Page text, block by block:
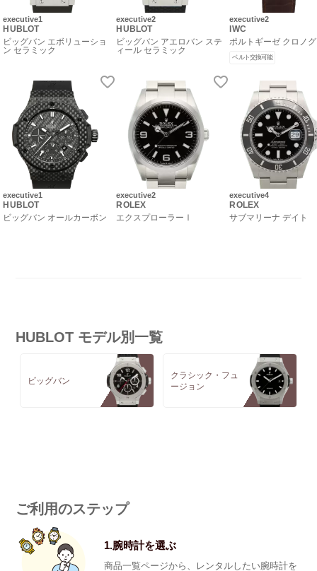
executive1
HUBLOT
ビッグバン エボリューショ
ン セラミック
executive1
HUBLOT
ビッグバン オールカーボン
executive2
HUBLOT
ビッグバン アエロバン ステ
ィール セラミック
executive2
ROLEX
エクスプローラーⅠ
executive2
IWC
ポルトギーゼ クロノ
ベルト交換可能
executive4
ROLEX
サブマリーナ デイト
HUBLOT モデル別一覧
ビッグバン
クラシック・フュ
ージョン
ご利用のステップ
1.腕時計を選ぶ
商品一覧ページから、レンタルしたい腕時計を